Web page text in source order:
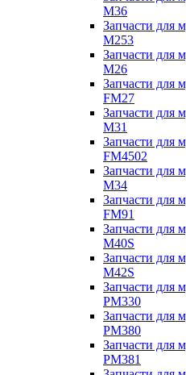
M36
Запчасти для
M253
Запчасти для
M26
Запчасти для
FM27
Запчасти для
M31
Запчасти для
FM4502
Запчасти для
M34
Запчасти для
FM91
Запчасти для
M40S
Запчасти для
M42S
Запчасти для
PM330
Запчасти для
PM380
Запчасти для
PM381